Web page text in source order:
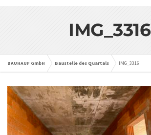
IMG_3316
BAUHAUF GmbH Baustelle des Quartals IMG_3316